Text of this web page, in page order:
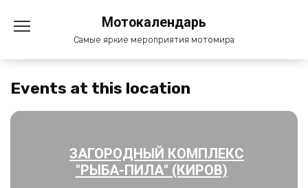
содержанию
Мотокалендарь
Самые яркие мероприятия мотомира
Events at this location
ЗАГОРОДНЫЙ КОМПЛЕКС
"РЫБА-ПИЛА" (КИРОВ)